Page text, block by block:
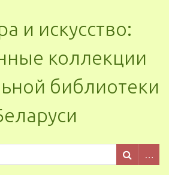
и искусство:
коллекции
библиотеки